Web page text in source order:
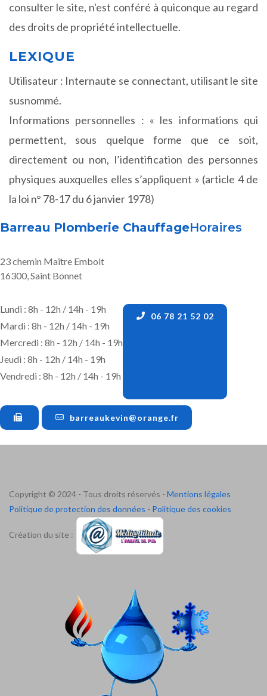
consulter le site, n'est conféré à quiconque au regard
des droits de propriété intellectuelle.
LEXIQUE
Utilisateur : Internaute se connectant, utilisant le site
susnommé.
Informations personnelles : « les informations qui
permettent, sous quelque forme que ce soit,
directement ou non, l’identification des personnes
physiques auxquelles elles s’appliquent » (article 4 de
la loi n° 78-17 du 6 janvier 1978)
Barreau Plomberie Chauffage
23 chemin Maître Emboit
16300, Saint Bonnet
Horaires
Lundi : 8h - 12h / 14h - 19h
Mardi : 8h - 12h / 14h - 19h
Mercredi : 8h - 12h / 14h - 19h
Jeudi : 8h - 12h / 14h - 19h
Vendredi : 8h - 12h / 14h - 19h
06 78 21 52 02
barreaukevin@orange.fr
Copyright © 2024 - Tous droits réservés - Mentions légales
Politique de protection des données - Politique des cookies
Création du site :